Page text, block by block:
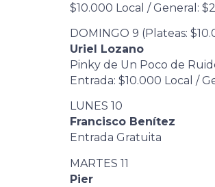
$10.000 Local / General:
DOMINGO 9 (Plateas:
Uriel Lozano
Pinky de Un Poco de
Entrada: $10.000 Local /
LUNES 10
Francisco Benítez
Entrada Gratuita
MARTES 11
Pier